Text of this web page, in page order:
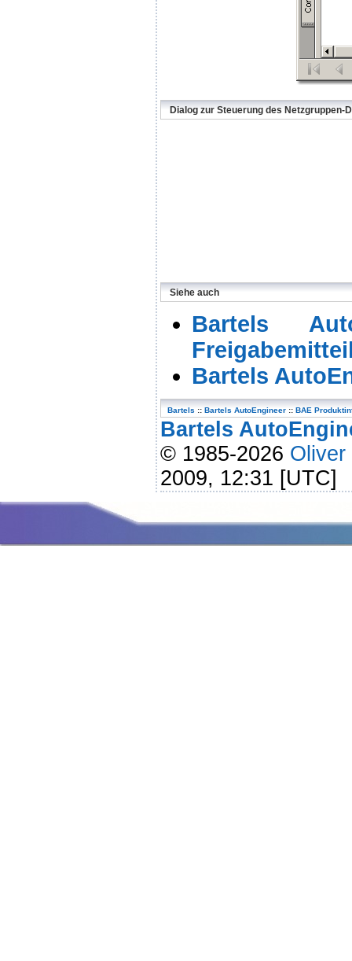
Dialog zur Steuerung des Netzgruppen-
Siehe auch
Bartels
Bartels
Bartels :: Bartels AutoEngineer :: BAE
Bartels
© 1985-2026 Oliver
2009, 12:31 [UTC]